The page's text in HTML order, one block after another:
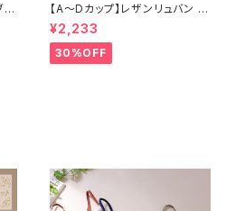
【A〜Dカップ】レザンリュバン ブ
ラ＆ショーツ
¥2,233
30%OFF